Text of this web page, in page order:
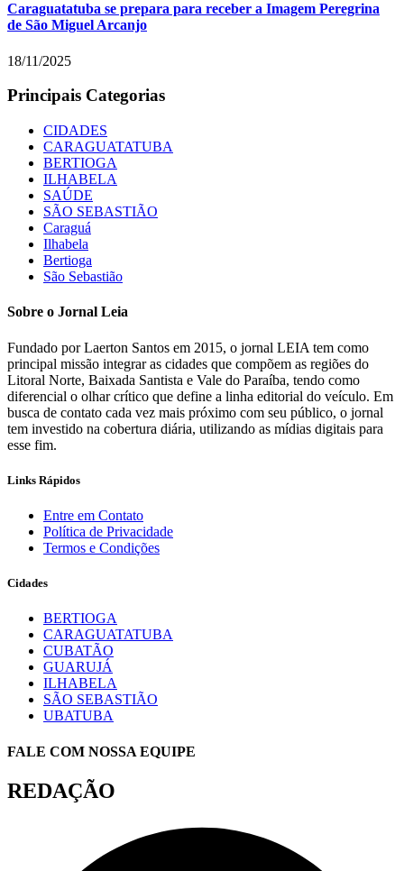
Caraguatatuba se prepara para receber a Imagem Peregrina
de São Miguel Arcanjo
18/11/2025
Principais Categorias
CIDADES
CARAGUATATUBA
BERTIOGA
ILHABELA
SAÚDE
SÃO SEBASTIÃO
Caraguá
Ilhabela
Bertioga
São Sebastião
Sobre o Jornal Leia
Fundado por Laerton Santos em 2015, o jornal LEIA tem como
principal missão integrar as cidades que compõem as regiões do
Litoral Norte, Baixada Santista e Vale do Paraíba, tendo como
diferencial o olhar crítico que define a linha editorial do veículo. Em
busca de contato cada vez mais próximo com seu público, o jornal
tem investido na cobertura diária, utilizando as mídias digitais para
esse fim.
Links Rápidos
Entre em Contato
Política de Privacidade
Termos e Condições
Cidades
BERTIOGA
CARAGUATATUBA
CUBATÃO
GUARUJÁ
ILHABELA
SÃO SEBASTIÃO
UBATUBA
FALE COM NOSSA EQUIPE
REDAÇÃO